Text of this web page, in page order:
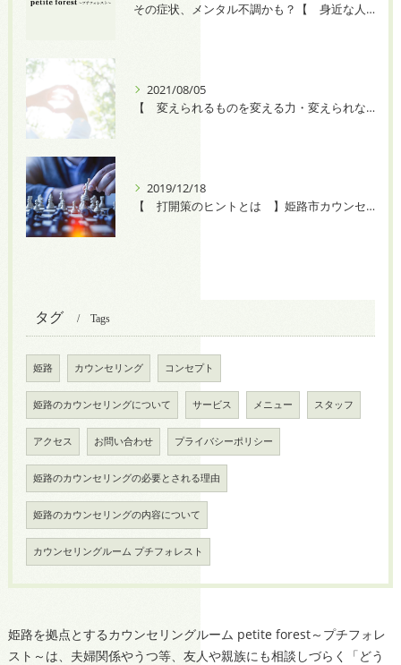
その症状、メンタル不調かも？【 身近な人に八つ当たりしてしまう 】
2021/08/05
【 変えられるものを変える力・変えられないものを受け入れる力 】
2019/12/18
【 打開策のヒントとは 】姫路市カウンセリングルームプチフォレスト
タグ Tags
姫路 カウンセリング コンセプト
姫路のカウンセリングについて サービス メニュー スタッフ
アクセス お問い合わせ プライバシーポリシー
姫路のカウンセリングの必要とされる理由
姫路のカウンセリングの内容について
カウンセリングルーム プチフォレスト
姫路を拠点とするカウンセリングルーム petite forest～プチフォレ
スト～は、夫婦関係やうつ等、友人や親族にも相談しづらく「どう